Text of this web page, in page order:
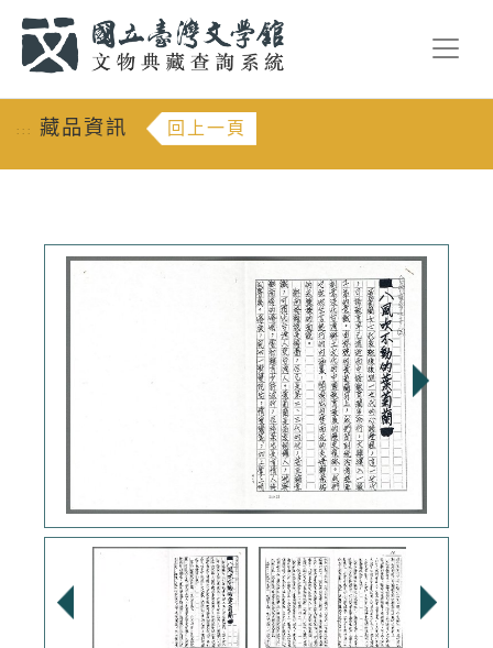
::: 藏品資訊 回上一頁